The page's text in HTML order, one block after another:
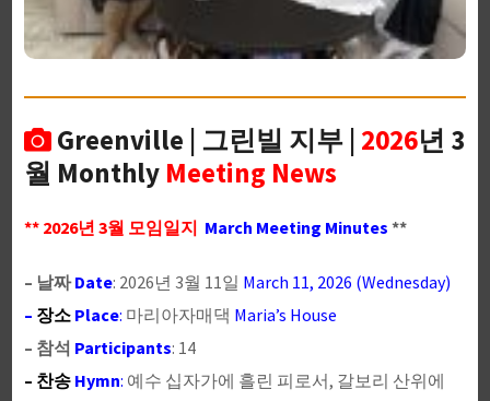
Greenville | 그린빌 지부 | 2026년 3
월 Monthly Meeting News
** 2026년 3월 모임일지 March Meeting Minutes **
– 날짜Date: 2026년 3월 11일 March 11, 2026 (Wednesday)
– 장소Place: 마리아자매댁 Maria’s House
– 참석 Participants: 14
– 찬송Hymn: 예수 십자가에 흘린 피로서, 갈보리 산위에